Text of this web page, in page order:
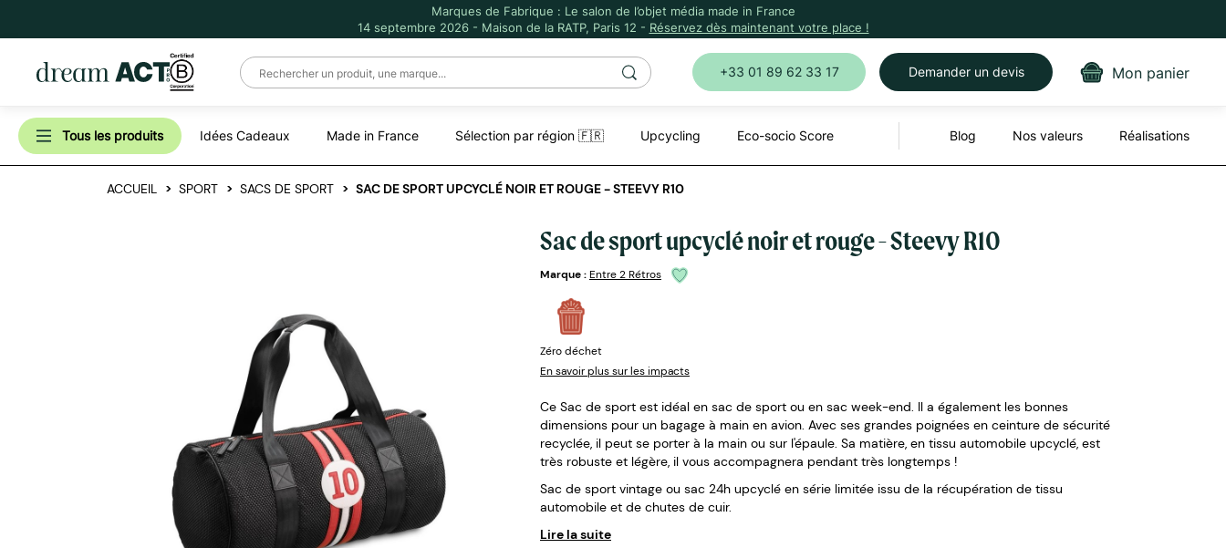
Marques de Fabrique : Le salon de l’objet média made in France
14 septembre 2026 - Maison de la RATP, Paris 12 - Réservez dès maintenant votre place !
+33 01 89 62 33 17 Demander un devis Mon panier
Tous les produits Idées Cadeaux Made in France Sélection par région 🇫🇷 Upcycling Eco-socio Score Blog Nos valeurs Réalisations
ACCUEIL SPORT SACS DE SPORT SAC DE SPORT UPCYCLÉ NOIR ET ROUGE - STEEVY R10
Sac de sport upcyclé noir et rouge - Steevy R10
Marque :Entre 2 Rétros
Zéro déchet
En savoir plus sur les impacts
Ce Sac de sport est idéal en sac de sport ou en sac week-end. Il a également les bonnes
dimensions pour un bagage à main en avion. Avec ses grandes poignées en ceinture de sécurité
recyclée, il peut se porter à la main ou sur l'épaule. Sa matière, en tissu automobile upcyclé, est
très robuste et légère, il vous accompagnera pendant très longtemps !
Sac de sport vintage ou sac 24h upcyclé en série limitée issu de la récupération de tissu
automobile et de chutes de cuir.
Lire la suite